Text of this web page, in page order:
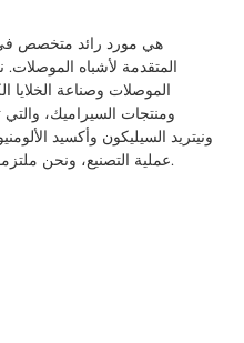
المتقدمة لأشباه
الموصلات وصناعة
ونيتريد السيليكون وأكسيد
عملية التصنيع، ونحن ملتزمون بتقديم المنتجات التي تلبي أعلى معايير الجودة لتلبية احتياجات عملائنا.